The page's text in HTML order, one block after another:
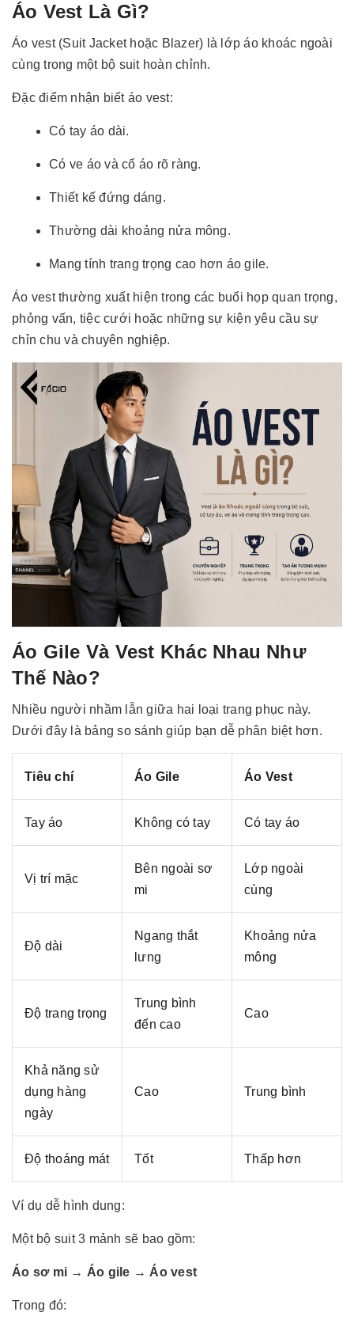
Áo Vest Là Gì?
Áo vest (Suit Jacket hoặc Blazer) là lớp áo khoác ngoài
cùng trong một bộ suit hoàn chỉnh.
Đặc điểm nhận biết áo vest:
Có tay áo dài.
Có ve áo và cổ áo rõ ràng.
Thiết kế đứng dáng.
Thường dài khoảng nửa mông.
Mang tính trang trọng cao hơn áo gile.
Áo vest thường xuất hiện trong các buổi họp quan trọng,
phỏng vấn, tiệc cưới hoặc những sự kiện yêu cầu sự
chỉn chu và chuyên nghiệp.
Áo Gile Và Vest Khác Nhau Như
Thế Nào?
Nhiều người nhầm lẫn giữa hai loại trang phục này.
Dưới đây là bảng so sánh giúp bạn dễ phân biệt hơn.
Tiêu chí Áo Gile Áo Vest
Tay áo Không có tay Có tay áo
Vị trí mặc
Bên ngoài sơ
mi
Lớp ngoài
cùng
Độ dài
Ngang thắt
lưng
Khoảng nửa
mông
Độ trang trọng
Trung bình
đến cao
Cao
Khả năng sử
dụng hàng
ngày
Cao Trung bình
Độ thoáng mát Tốt Thấp hơn
Ví dụ dễ hình dung:
Một bộ suit 3 mảnh sẽ bao gồm:
Áo sơ mi → Áo gile → Áo vest
Trong đó: